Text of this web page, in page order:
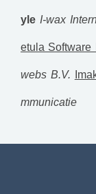
yle I-wax
etula Software
webs B.V.
mmunicatie